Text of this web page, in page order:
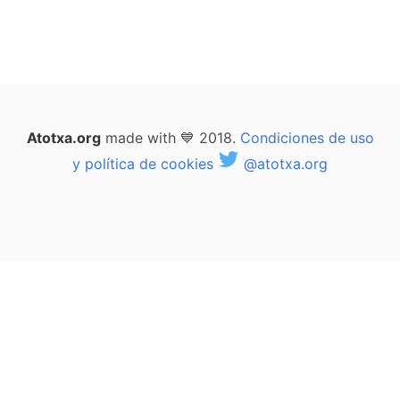
Atotxa.orgmade with 💙 2018. Condiciones de uso
y política de cookies
@atotxa.org